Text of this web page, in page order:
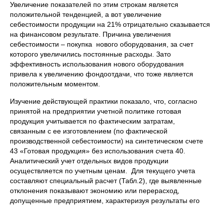
Увеличение показателей по этим строкам является
положительной тенденцией, а вот увеличение
себестоимости продукции на 21% отрицательно сказывается
на финансовом результате. Причина увеличения
себестоимости – покупка нового оборудования, за счет
которого увеличились постоянные расходы. Зато
эффективность использования нового оборудования
привела к увеличению фондоотдачи, что тоже является
положительным моментом.
Изучение действующей практики показало, что, согласно
принятой на предприятии учетной политике готовая
продукция учитывается по фактическим затратам,
связанным с ее изготовлением (по фактической
производственной себестоимости) на синтетическом счете
43 «Готовая продукция» без использования счета 40.
Аналитический учет отдельных видов продукции
осуществляется по учетным ценам. Для текущего учета
составляют специальный расчет (Табл.2), где выявленные
отклонения показывают экономию или перерасход,
допущенные предприятием, характеризуя результаты его